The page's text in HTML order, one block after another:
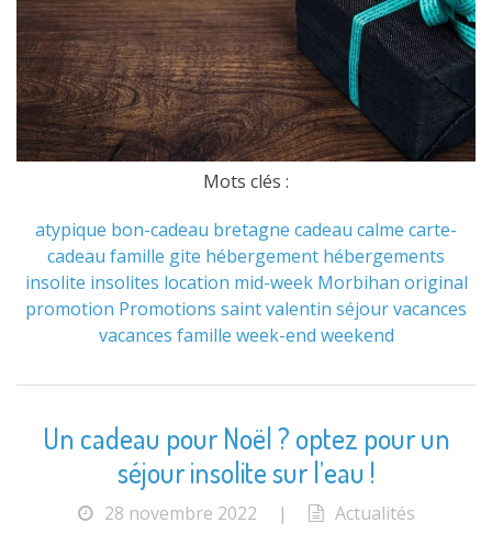
Mots clés :
atypique bon-cadeau bretagne cadeau calme carte-
cadeau famille gite hébergement hébergements
insolite insolites location mid-week Morbihan original
promotion Promotions saint valentin séjourvacances
vacances famille week-end weekend
Un cadeau pour Noël ? optez pour un
séjour insolite sur l’eau !
28 novembre 2022 | Actualités